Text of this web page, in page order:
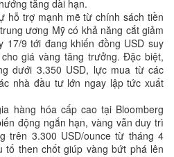
tăng dài hạn.
hỗ trợ mạnh mẽ từ chính sách tiền
ương Mỹ có khả năng cắt giảm
17/9 tới đang khiến đồng USD suy
giá vàng tăng trưởng. Đặc biệt,
dưới 3.350 USD, lực mua từ các
nhà đầu tư lớn ngay lập tức xuất
hàng hóa cấp cao tại Bloomberg
động ngắn hạn, vàng vẫn duy trì
trên 3.300 USD/ounce từ tháng 4
tố then chốt giúp vàng bứt phá lên